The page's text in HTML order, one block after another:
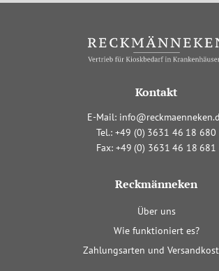
Kontakt
E-Mail:
Tel.:+49 (0) 3631 46 18 680
Fax: +49 (0) 3631 46 18 681
Reckmänneken
überspringen
Über uns
Wie funktioniert es?
Zahlungsarten und